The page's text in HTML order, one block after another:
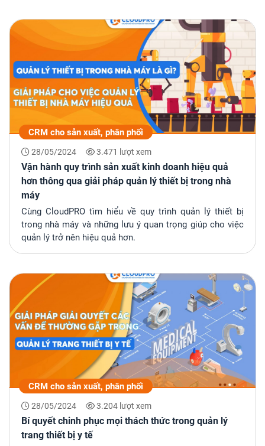
CRM cho sản xuất, phân phối
28/05/2024 3.471 lượt xem
Vận hành quy trình sản xuất kinh doanh hiệu quả
hơn thông qua giải pháp quản lý thiết bị trong nhà
máy
Cùng CloudPRO tìm hiểu về quy trình quản lý thiết bị
trong nhà máy và những lưu ý quan trọng giúp cho việc
quản lý trở nên hiệu quả hơn.
CRM cho sản xuất, phân phối
28/05/2024 3.204 lượt xem
Bí quyết chinh phục mọi thách thức trong quản lý
trang thiết bị y tế